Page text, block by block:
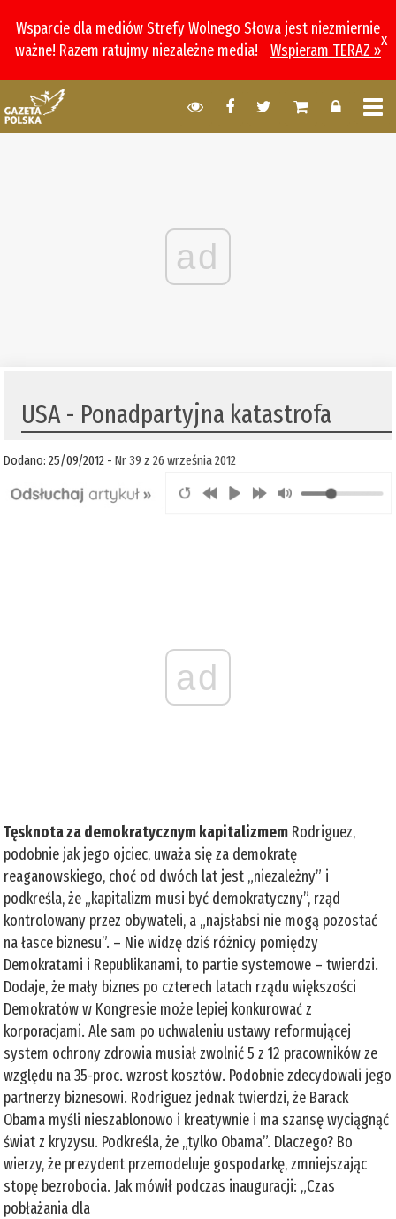
Wsparcie dla mediów Strefy Wolnego Słowa jest niezmiernie
ważne! Razem ratujmy niezależne media!
Wspieram TERAZ »
x
ad
USA - Ponadpartyjna katastrofa
Dodano: 25/09/2012 -Nr 39 z 26 września 2012
ad
Tęsknota za demokratycznym kapitalizmem Rodriguez,
podobnie jak jego ojciec, uważa się za demokratę
reaganowskiego, choć od dwóch lat jest „niezależny” i
podkreśla, że „kapitalizm musi być demokratyczny”, rząd
kontrolowany przez obywateli, a „najsłabsi nie mogą pozostać
na łasce biznesu”. – Nie widzę dziś różnicy pomiędzy
Demokratami i Republikanami, to partie systemowe – twierdzi.
Dodaje, że mały biznes po czterech latach rządu większości
Demokratów w Kongresie może lepiej konkurować z
korporacjami. Ale sam po uchwaleniu ustawy reformującej
system ochrony zdrowia musiał zwolnić 5 z 12 pracowników ze
względu na 35-proc. wzrost kosztów. Podobnie zdecydowali jego
partnerzy biznesowi. Rodriguez jednak twierdzi, że Barack
Obama myśli nieszablonowo i kreatywnie i ma szansę wyciągnąć
świat z kryzysu. Podkreśla, że „tylko Obama”. Dlaczego? Bo
wierzy, że prezydent przemodeluje gospodarkę, zmniejszając
stopę bezrobocia. Jak mówił podczas inauguracji: „Czas
pobłażania dla